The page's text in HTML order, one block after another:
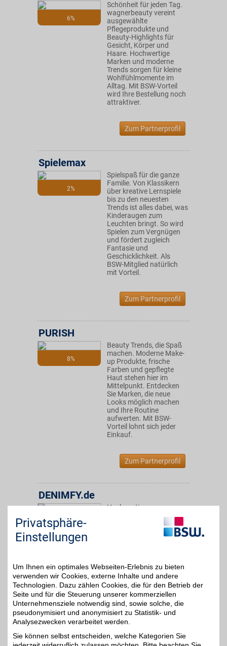
6%
Schönheit für jeden Tag.
wagnerbeauty vereint
ausgewählte
Pflegeprodukte und
Beauty-Highlights für
Gesicht, Körper und
Haare. Hochwertige
Marken und moderne
Trends sorgen für kleine
Wohlfühlmomente im
Alltag. Mit BSW-Vorteil
wird Ihre Bestellung noch
attraktiver.
Zum Partnerprofil
2%
Spielemax
Spielspaß für die ganze
Familie. Von Klassikern
über kreative Lernspiele
bis zu den neuesten
Trends ist alles dabei, was
Kinderaugen zum
Leuchten bringt. So wird
Spielen zum Vergnügen
und fördert zugleich
Fantasie und
Geschicklichkeit. Als
BSW-Mitglied natürlich
mit Vorteil.
Zum Partnerprofil
8%
PURISH
Beauty Trends, die Spaß
machen. Moderne Make-
up Produkte, frische
Farben und gepflegte
Haut stehen hier im
Mittelpunkt. Entdecken
Sie Marken, die neue
Looks möglich machen
und Ihre Routine
aufwerten. Mit BSW-
Vorteil lohnt sich jeder
Einkauf.
Zum Partnerprofil
4%
DENIMFY.de
Hochwertige
trendige Mode für Herren.
Entdecken Sie Top-
zusätzlich sparen.
Zum Partnerprofil
Softperten
Software zum digitalen
Privatsphäre-
Einstellungen
Um Ihnen ein optimales Webseiten-Erlebnis zu bieten
verwenden wir Cookies, externe Inhalte und andere
Technologien. Dazu zählen Cookies, die für den Betrieb der
Seite und für die Steuerung unserer kommerziellen
Unternehmensziele notwendig sind, sowie solche, die
pseudonymisiert und anonymisiert zu Statistik- und
Analysezwecken verarbeitet werden.
Sie können selbst entscheiden, welche Kategorien Sie